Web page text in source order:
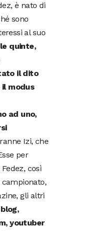
è nato di
sono
al suo
quinte,
il dito
modus
ad uno,
Izi, che
per
così
gli altri
youtuber